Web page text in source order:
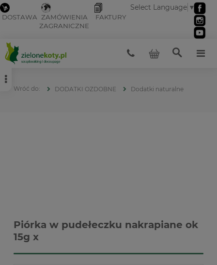
DOSTAWA ZAMÓWIENIA
ZAGRANICZNE
FAKTURY
Select Language ▼
DODATKI OZDOBNE Dodatki naturalne
Piórka w pudełeczku nakrapiane ok
15g x